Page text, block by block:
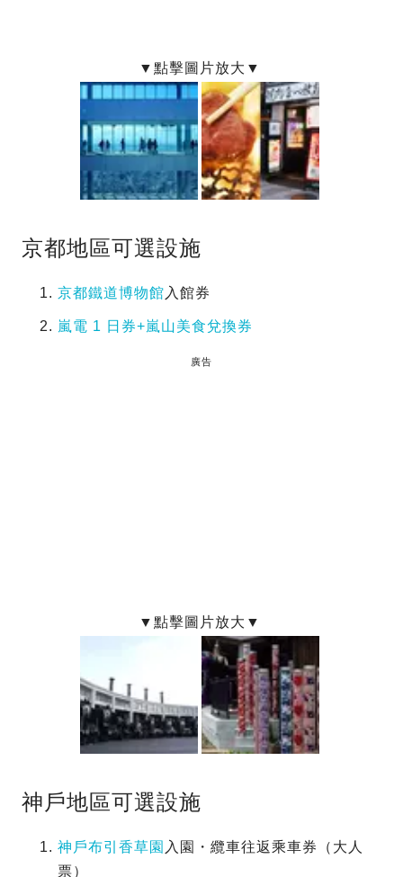
京都地區可選設施
京都鐵道博物館 入館券
嵐電 1 日券+嵐山美食兌換券
廣告
神戶地區可選設施
神戶布引香草園 入園・纜車往返乘車券（大人
票）